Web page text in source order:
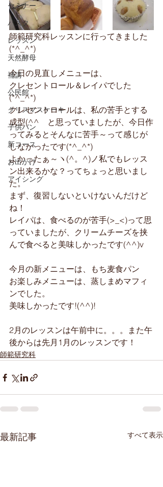
セミナー
パスタ
レッスン
天然酵母
補講
公民館
クリスマスケーキ
子供パン
新コース
お出かけ
アイシング
師範研究科レッスンに行ってきました
(*^_^*)
今日の見直しメニューは、
クレセントロール＆レイパでした
(*^_^*)
クレセントロールは、私の苦手とする
成型(^^ゞと思っていましたが、今日作
ってみるとそんなに苦手～って感じが
しなかったです(*^_^*)
よかったぁ～ヽ(^。^)ノ私でもレッス
ン出来るかな？ってちょっと思いまし
た。
まず、復習しないといけないんだけど
ね！
レイパは、食べるのが苦手(>_<)って思
っていましたが、クリームチーズを挟
んで食べると美味しかったです(^^)v
今月の新メニューは、もち麦食パン
お楽しみメニューは、蒸しまめマフィ
ンでした。
美味しかったです!(^^)!
2月のレッスンは午前中に。。。また午
後からは先月1月のレッスンです！
師範研究科
最新記事 すべて表示